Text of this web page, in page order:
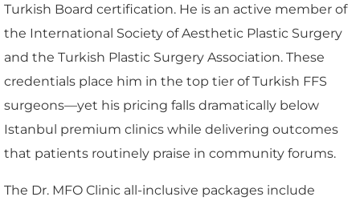
Turkish Board certification. He is an active member of
the International Society of Aesthetic Plastic Surgery
and the Turkish Plastic Surgery Association. These
credentials place him in the top tier of Turkish FFS
surgeons—yet his pricing falls dramatically below
Istanbul premium clinics while delivering outcomes
that patients routinely praise in community forums.
The Dr. MFO Clinic all-inclusive packages include